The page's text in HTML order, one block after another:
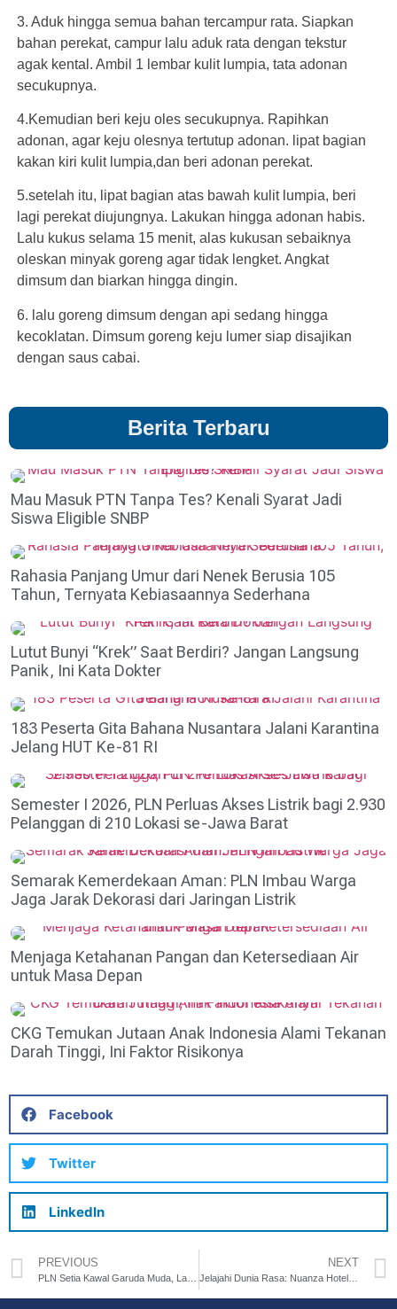
3. Aduk hingga semua bahan tercampur rata. Siapkan
bahan perekat, campur lalu aduk rata dengan tekstur
agak kental. Ambil 1 lembar kulit lumpia, tata adonan
secukupnya.
4.Kemudian beri keju oles secukupnya. Rapihkan
adonan, agar keju olesnya tertutup adonan. lipat bagian
kakan kiri kulit lumpia,dan beri adonan perekat.
5.setelah itu, lipat bagian atas bawah kulit lumpia, beri
lagi perekat diujungnya. Lakukan hingga adonan habis.
Lalu kukus selama 15 menit, alas kukusan sebaiknya
oleskan minyak goreng agar tidak lengket. Angkat
dimsum dan biarkan hingga dingin.
6. lalu goreng dimsum dengan api sedang hingga
kecoklatan. Dimsum goreng keju lumer siap disajikan
dengan saus cabai.
Berita Terbaru
Mau Masuk PTN Tanpa Tes? Kenali Syarat Jadi
Siswa Eligible SNBP
Rahasia Panjang Umur dari Nenek Berusia 105
Tahun, Ternyata Kebiasaannya Sederhana
Lutut Bunyi “Krek” Saat Berdiri? Jangan Langsung
Panik, Ini Kata Dokter
183 Peserta Gita Bahana Nusantara Jalani Karantina
Jelang HUT Ke-81 RI
Semester I 2026, PLN Perluas Akses Listrik bagi 2.930
Pelanggan di 210 Lokasi se-Jawa Barat
Semarak Kemerdekaan Aman: PLN Imbau Warga
Jaga Jarak Dekorasi dari Jaringan Listrik
Menjaga Ketahanan Pangan dan Ketersediaan Air
untuk Masa Depan
CKG Temukan Jutaan Anak Indonesia Alami Tekanan
Darah Tinggi, Ini Faktor Risikonya
Facebook
Twitter
LinkedIn
PREVIOUS NEXT
Jelajahi Dunia Rasa: Nuanza Hotel & Convention Hadirkan International Buffet Dinner Setiap Kamis di AJ Brandon Restaurant